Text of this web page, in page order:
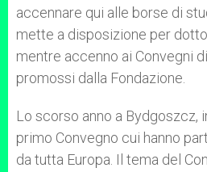
accennare qui alle borse di
mette a disposizione per
mentre accenno ai Convegni
promossi dalla Fondazione.
Lo scorso anno a Bydgoszcz,
primo Convegno cui hanno
da tutta Europa. Il tema del